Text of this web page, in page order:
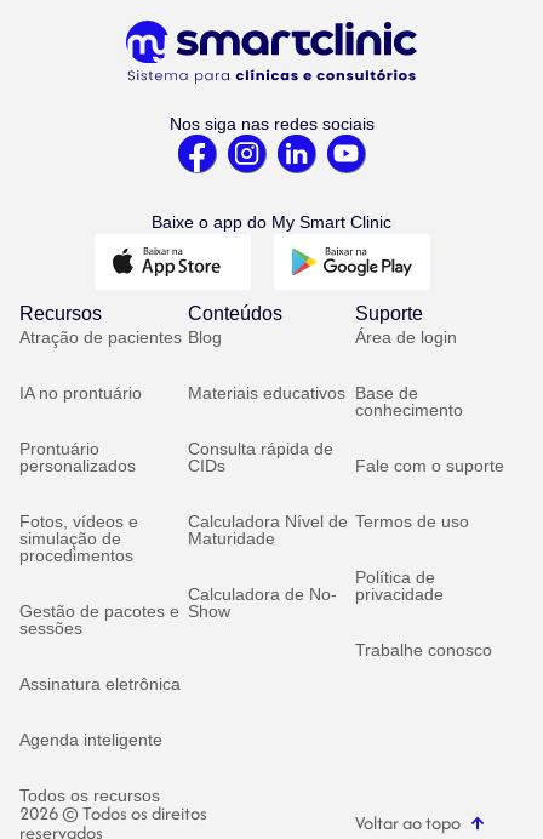
Nos siga nas redes sociais
Baixe o app do My Smart Clinic
Recursos
Atração de pacientes
IA no prontuário
Prontuário
personalizados
Fotos, vídeos e
simulação de
procedimentos
Gestão de pacotes e
sessões
Assinatura eletrônica
Agenda inteligente
Todos os recursos
Conteúdos
Blog
Materiais educativos
Consulta rápida de
CIDs
Calculadora Nível de
Maturidade
Calculadora de No-
Show
Suporte
Área de login
Base de
conhecimento
Fale com o suporte
Termos de uso
Política de
privacidade
Trabalhe conosco
2026 © Todos os direitos
reservados Voltar ao topo